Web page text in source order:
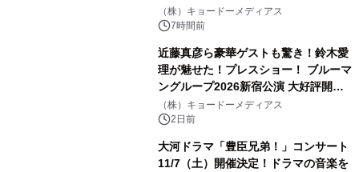
ム』
（株）キョードーメディアス
7時間前
近藤真彦ら豪華ゲストも驚き！鈴木愛
理が魅せた！プレスショー！ ブルーマ
ングループ2026新宿公演 大好評開催
中！！
（株）キョードーメディアス
2日前
大河ドラマ「豊臣兄弟！」コンサート
11/7（土）開催決定！ドラマの音楽を